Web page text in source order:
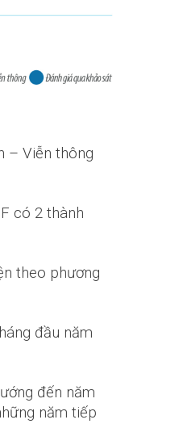
– Viễn thông
có 2 thành
theo phương
đầu năm
đến năm
năm tiếp